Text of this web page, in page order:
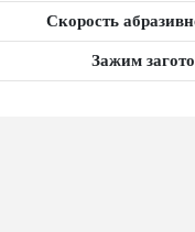
Скорость
Зажим